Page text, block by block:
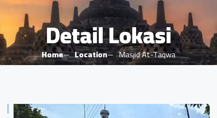
Detail Lokasi
Home Location Masjid At-Taqwa